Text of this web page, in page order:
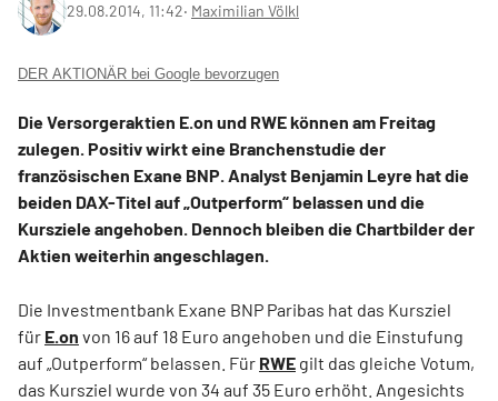
29.08.2014, 11:42‧ Maximilian Völkl
DER AKTIONÄR bei Google bevorzugen
Die Versorgeraktien E.on und RWE können am Freitag
zulegen. Positiv wirkt eine Branchenstudie der
französischen Exane BNP. Analyst Benjamin Leyre hat die
beiden DAX-Titel auf „Outperform“ belassen und die
Kursziele angehoben. Dennoch bleiben die Chartbilder der
Aktien weiterhin angeschlagen.
Die Investmentbank Exane BNP Paribas hat das Kursziel
für E.on von 16 auf 18 Euro angehoben und die Einstufung
auf „Outperform“ belassen. Für RWE gilt das gleiche Votum,
das Kursziel wurde von 34 auf 35 Euro erhöht. Angesichts